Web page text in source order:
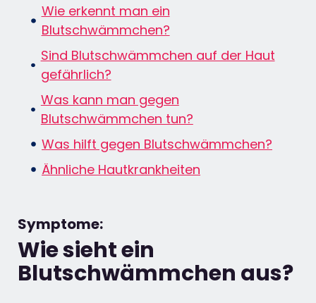
Wie erkennt man ein
Blutschwämmchen?
Sind Blutschwämmchen auf der Haut
gefährlich?
Was kann man gegen
Blutschwämmchen tun?
Was hilft gegen Blutschwämmchen?
Ähnliche Hautkrankheiten
Symptome:
Wie sieht ein
Blutschwämmchen aus?​